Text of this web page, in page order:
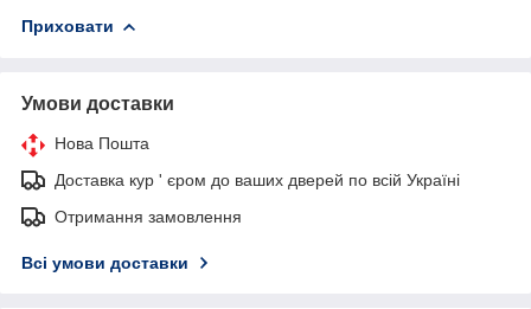
Приховати
Умови доставки
Нова Пошта
Доставка кур ' єром до ваших дверей по всій Україні
Отримання замовлення
Всі умови доставки